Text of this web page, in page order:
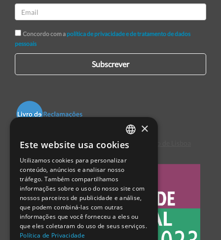
Concordo com a política de privacidade e de tratamento de dados
pessoais
Subscrever
Centro de Arbitragem de Conflitos de Consumo de Lisboa
PORTUGUESE
ENGLISH
SPANISH
×
Este website usa cookies
Utilizamos cookies para personalizar
conteúdo, anúncios e analisar nosso
tráfego. Também compartilhamos
informações sobre o uso do nosso site com
nossos parceiros de publicidade e análise,
que podem combiná-las com outras
informações que você forneceu a eles ou
que eles coletaram do uso de seus serviços.
Política de Privacidade